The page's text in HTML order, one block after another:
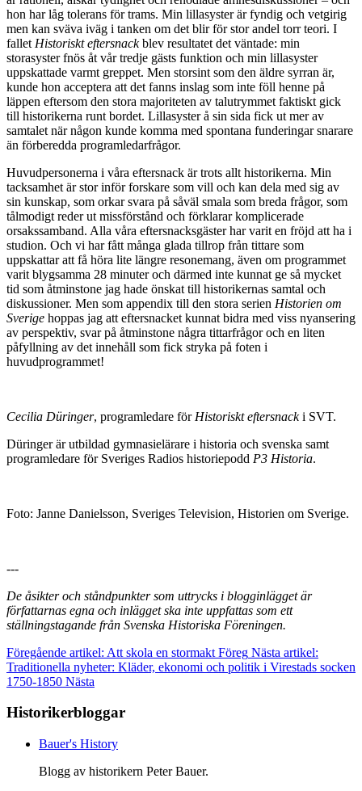
hon har låg tolerans för trams. Min lillasyster är fyndig och vetgirig
men kan sväva iväg i tanken om det blir för stor andel torr teori. I
fallet Historiskt eftersnackblev resultatet det väntade: min
storasyster fnös åt vår tredje gästs funktion och min lillasyster
uppskattade varmt greppet. Men storsint som den äldre syrran är,
kunde hon acceptera att det fanns inslag som inte föll henne på
läppen eftersom den stora majoriteten av talutrymmet faktiskt gick
till historikerna runt bordet. Lillasyster å sin sida fick ut mer av
samtalet när någon kunde komma med spontana funderingar snarare
än förberedda programledarfrågor.
Huvudpersonerna i våra eftersnack är trots allt historikerna. Min
tacksamhet är stor inför forskare som vill och kan dela med sig av
sin kunskap, som orkar svara på såväl smala som breda frågor, som
tålmodigt reder ut missförstånd och förklarar komplicerade
orsakssamband. Alla våra eftersnacksgäster har varit en fröjd att ha i
studion. Och vi har fått många glada tillrop från tittare som
uppskattar att få höra lite längre resonemang, även om programmet
varit blygsamma 28 minuter och därmed inte kunnat ge så mycket
tid som åtminstone jag hade önskat till historikernas samtal och
diskussioner. Men som appendix till den stora serien Historien om
Sverige hoppas jag att eftersnacket kunnat bidra med viss nyansering
av perspektiv, svar på åtminstone några tittarfrågor och en liten
påfyllning av det innehåll som fick stryka på foten i
huvudprogrammet!
Cecilia Düringer, programledare för Historiskt eftersnacki SVT.
Düringer är utbildad gymnasielärare i historia och svenska samt
programledare för Sveriges Radios historiepodd P3 Historia.
Foto: Janne Danielsson, Sveriges Television, Historien om Sverige.
---
De åsikter och ståndpunkter som uttrycks i blogginlägget är
författarnas egna och inlägget ska inte uppfattas som ett
ställningstagande från Svenska Historiska Föreningen.
Föregående artikel: Att skola en stormakt Föreg Nästa artikel:
Traditionella nyheter: Kläder, ekonomi och politik i Virestads socken
1750-1850 Nästa
Historikerbloggar
Bauer's History
Blogg av historikern Peter Bauer.